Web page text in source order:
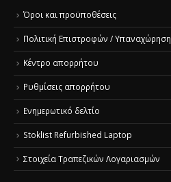
Όροι και προϋποθέσεις
Πολιτική Επιστροφών / Υπαναχώρηση
Κέντρο απορρήτου
Ρυθμίσεις απορρήτου
Ενημερωτικό δελτίο
Stoklist Refurbished Laptop
Στοιχεία Τραπεζικών Λογαριασμών